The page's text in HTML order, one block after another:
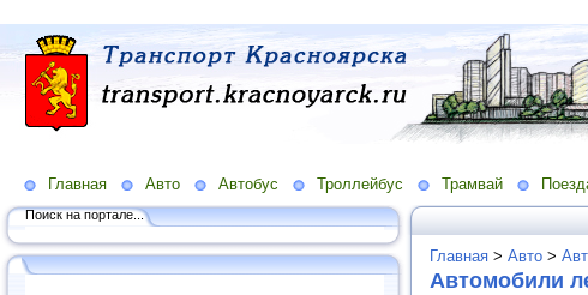
Главная Авто Автобус Троллейбус Трамвай
Поиск на портале...
Главная > Авто >
Автомобили